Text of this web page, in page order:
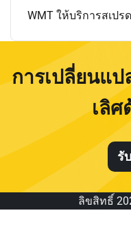
WMT ให้บริการสเปร
การเปลี่ยนแ
เลิศ
รั
ลิขสิทธิ์